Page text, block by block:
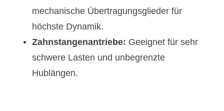
mechanische Übertragungsglieder für
höchste Dynamik.
Zahnstangenantriebe: Geeignet für sehr
schwere Lasten und unbegrenzte
Hublängen.